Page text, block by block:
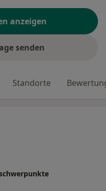
anzeigen
senden
Standorte